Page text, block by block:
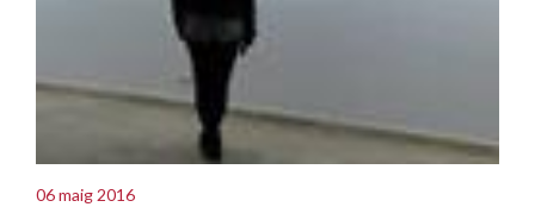
06 maig 2016